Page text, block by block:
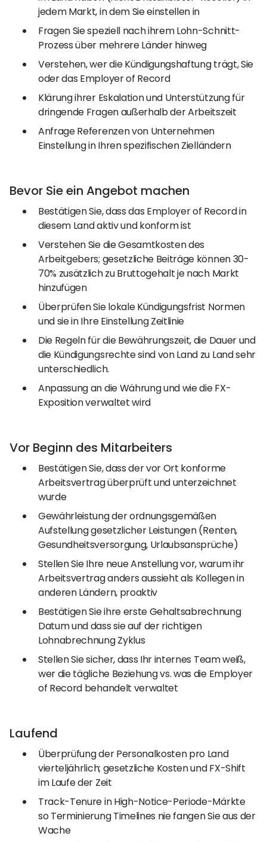
jedem Markt, in dem Sie einstellen in
Fragen Sie speziell nach ihrem Lohn-Schnitt-
Prozess über mehrere Länder hinweg
Verstehen, wer die Kündigungshaftung trägt, Sie
oder das Employer of Record
Klärung ihrer Eskalation und Unterstützung für
dringende Fragen außerhalb der Arbeitszeit
Anfrage Referenzen von Unternehmen
Einstellung in Ihren spezifischen Zielländern
Bevor Sie ein Angebot machen
Bestätigen Sie, dass das Employer of Record in
diesem Land aktiv und konform ist
Verstehen Sie die Gesamtkosten des
Arbeitgebers; gesetzliche Beiträge können 30-
70% zusätzlich zu Bruttogehalt je nach Markt
hinzufügen
Überprüfen Sie lokale Kündigungsfrist Normen
und sie in Ihre Einstellung Zeitlinie
Die Regeln für die Bewährungszeit, die Dauer und
die Kündigungsrechte sind von Land zu Land sehr
unterschiedlich.
Anpassung an die Währung und wie die FX-
Exposition verwaltet wird
Vor Beginn des Mitarbeiters
Bestätigen Sie, dass der vor Ort konforme
Arbeitsvertrag überprüft und unterzeichnet
wurde
Gewährleistung der ordnungsgemäßen
Aufstellung gesetzlicher Leistungen (Renten,
Gesundheitsversorgung, Urlaubsansprüche)
Stellen Sie Ihre neue Anstellung vor, warum ihr
Arbeitsvertrag anders aussieht als Kollegen in
anderen Ländern, proaktiv
Bestätigen Sie ihre erste Gehaltsabrechnung
Datum und dass sie auf der richtigen
Lohnabrechnung Zyklus
Stellen Sie sicher, dass Ihr internes Team weiß,
wer die tägliche Beziehung vs. was die Employer
of Record behandelt verwaltet
Laufend
Überprüfung der Personalkosten pro Land
vierteljährlich; gesetzliche Kosten und FX-Shift
im Laufe der Zeit
Track-Tenure in High-Notice-Periode-Märkte
so Terminierung Timelines nie fangen Sie aus der
Wache